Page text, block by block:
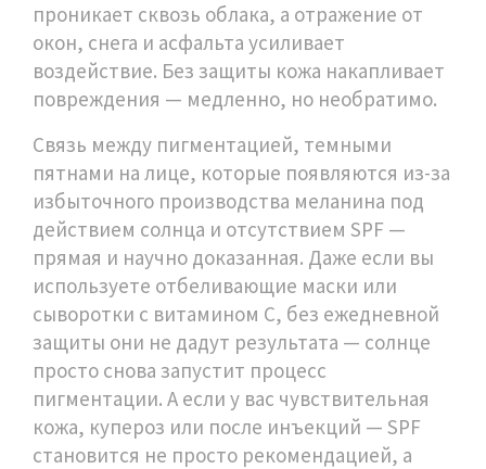
проникает сквозь облака, а отражение от
окон, снега и асфальта усиливает
воздействие. Без защиты кожа накапливает
повреждения — медленно, но необратимо.
Связь между пигментацией, темными
пятнами на лице, которые появляются из-за
избыточного производства меланина под
действием солнца и отсутствием SPF —
прямая и научно доказанная. Даже если вы
используете отбеливающие маски или
сыворотки с витамином С, без ежедневной
защиты они не дадут результата — солнце
просто снова запустит процесс
пигментации. А если у вас чувствительная
кожа, купероз или после инъекций — SPF
становится не просто рекомендацией, а